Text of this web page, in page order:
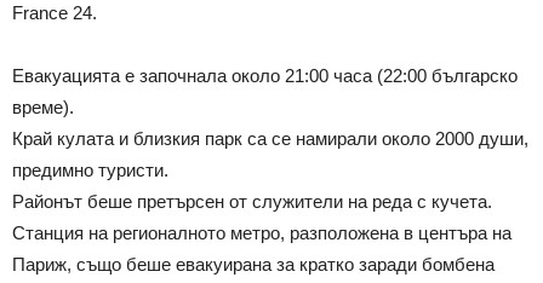
France 24.
Евакуацията e започнала около 21:00 часа (22:00 българско
време).
Край кулата и близкия парк са се намирали около 2000 души,
предимно туристи.
Районът беше претърсен от служители на реда с кучета.
Станция на регионалното метро, разположена в центъра на
Париж, също беше евакуирана за кратко заради бомбена